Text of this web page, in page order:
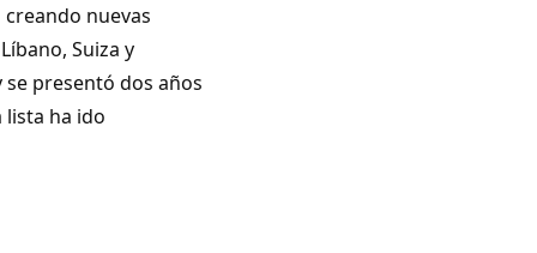
creando nuevas
Suiza y
se presentó dos años
lista ha ido